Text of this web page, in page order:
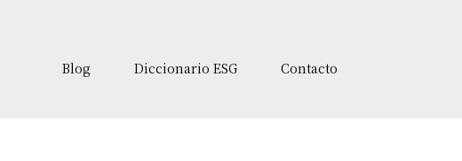
Blog Diccionario ESG Contacto